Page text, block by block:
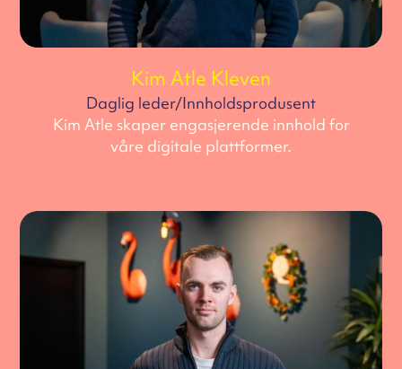
Kim Atle Kleven
Daglig leder/Innholdsprodusent
Kim Atle skaper engasjerende innhold for
våre digitale plattformer.